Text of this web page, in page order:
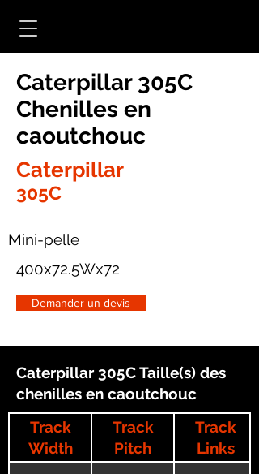
Caterpillar 305C
Chenilles en
caoutchouc
Caterpillar
305C
Mini-pelle
400x72.5Wx72
Demander un devis
Caterpillar 305C Taille(s) des
chenilles en caoutchouc
Track
Width
Track
Pitch
Track
Links